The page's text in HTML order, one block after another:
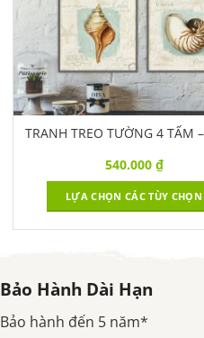
TRANH TREO TƯỜNG 4 TẤM
540.000 ₫
LỰA CHỌN CÁC TÙY CHỌN
Bảo Hành Dài Hạn
Bảo hành đến 5 năm*